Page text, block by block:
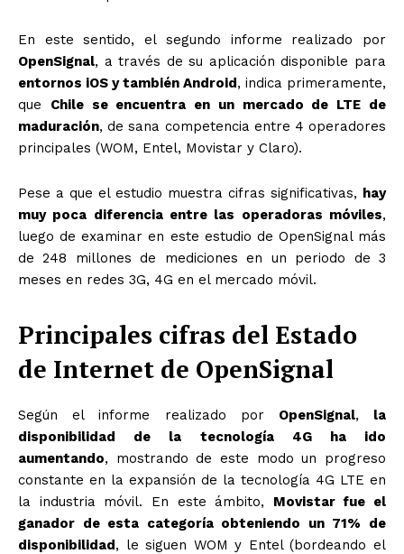
En este sentido, el segundo informe realizado por
OpenSignal, a través de su aplicación disponible para
entornos iOS y también Android, indica primeramente,
que Chile se encuentra en un mercado de LTE de
maduración, de sana competencia entre 4 operadores
principales (WOM, Entel, Movistar y Claro).
Pese a que el estudio muestra cifras significativas, hay
muy poca diferencia entre las operadoras móviles,
luego de examinar en este estudio de OpenSignal más
de 248 millones de mediciones en un periodo de 3
meses en redes 3G, 4G en el mercado móvil.
Principales cifras del Estado
de Internet de OpenSignal
Según el informe realizado por OpenSignal, la
disponibilidad de la tecnología 4G ha ido
aumentando, mostrando de este modo un progreso
constante en la expansión de la tecnología 4G LTE en
la industria móvil. En este ámbito, Movistar fue el
ganador de esta categoría obteniendo un 71% de
disponibilidad, le siguen WOM y Entel (bordeando el